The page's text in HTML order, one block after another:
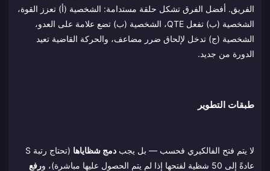
الفريق. أفضل الفرق تشكل حلقة مستدامة: الشخصية (أ) تعزز القوة،
الشخصية (ب) تفعل QTE، الشخصية (ب) تضع علامة على العدو،
الشخصية (ج) تدخل لإلحاق ضرر مضاعف، والحركة القاضية تعيد
الدورة من جديد.
طبقات التطوير
لا يتم فتح الفالكيري فحسب — بل يجب دمج شظاياها
(تحتاج رتبة S
عادةً إلى 50 شظية لفتحها إذا لم يتم الحصول عليها مباشرة)، و
رفع